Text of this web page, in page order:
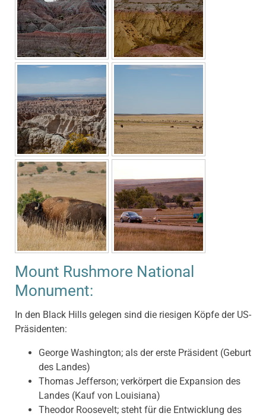
Mount Rushmore National
Monument:
In den Black Hills gelegen sind die riesigen Köpfe der US-
Präsidenten:
George Washington; als der erste Präsident (Geburt
des Landes)
Thomas Jefferson; verkörpert die Expansion des
Landes (Kauf von Louisiana)
Theodor Roosevelt; steht für die Entwicklung des